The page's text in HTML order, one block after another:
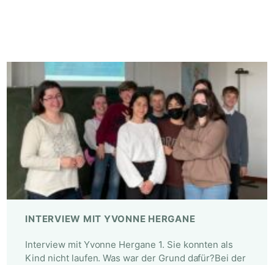
INTERVIEW MIT YVONNE HERGANE
Interview mit Yvonne Hergane 1. Sie konnten als
Kind nicht laufen. Was war der Grund dafür?Bei der